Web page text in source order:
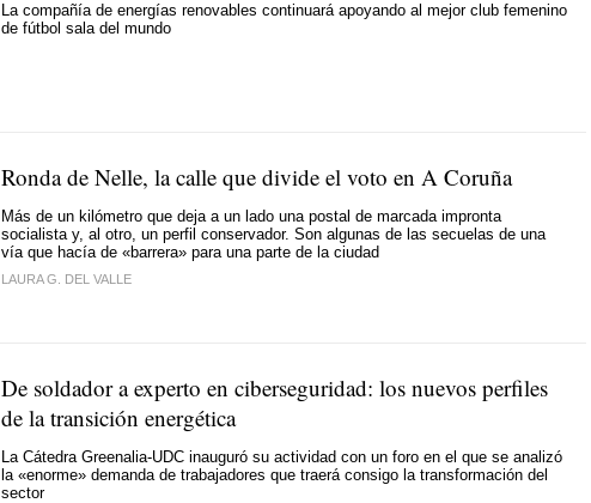
La compañía de energías renovables continuará apoyando al mejor club femenino
de fútbol sala del mundo
Ronda de Nelle, la calle que divide el voto en A Coruña
Más de un kilómetro que deja a un lado una postal de marcada impronta
socialista y, al otro, un perfil conservador. Son algunas de las secuelas de una
vía que hacía de «barrera» para una parte de la ciudad
LAURA G. DEL VALLE
De soldador a experto en ciberseguridad: los nuevos perfiles
de la transición energética
La Cátedra Greenalia-UDC inauguró su actividad con un foro en el que se analizó
la «enorme» demanda de trabajadores que traerá consigo la transformación del
sector